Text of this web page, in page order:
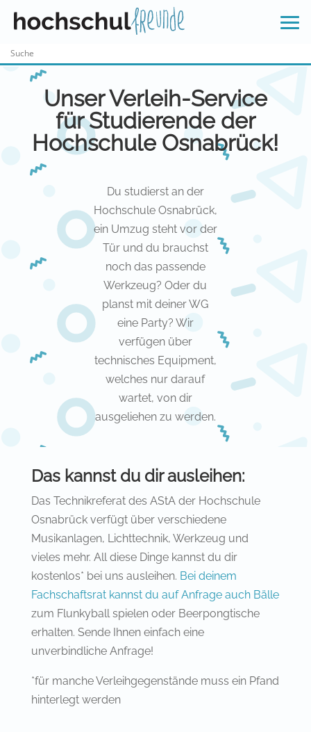
Unser Verleih-Service
für Studierende der
Hochschule Osnabrück!
Du studierst an der
Hochschule Osnabrück,
ein Umzug steht vor der
Tür und du brauchst
noch das passende
Werkzeug? Oder du
planst mit deiner WG
eine Party? Wir
verfügen über
technisches Equipment,
welches nur darauf
wartet, von dir
ausgeliehen zu werden.
Das kannst du dir ausleihen:
Das Technikreferat des AStA der Hochschule
Osnabrück verfügt über verschiedene
Musikanlagen, Lichttechnik, Werkzeug und
vieles mehr. All diese Dinge kannst du dir
kostenlos* bei uns ausleihen. Bei deinem
Fachschaftsrat kannst du auf Anfrage auch Bälle
zum Flunkyball spielen oder Beerpongtische
erhalten. Sende Ihnen einfach eine
unverbindliche Anfrage!
*für manche Verleihgegenstände muss ein Pfand
hinterlegt werden